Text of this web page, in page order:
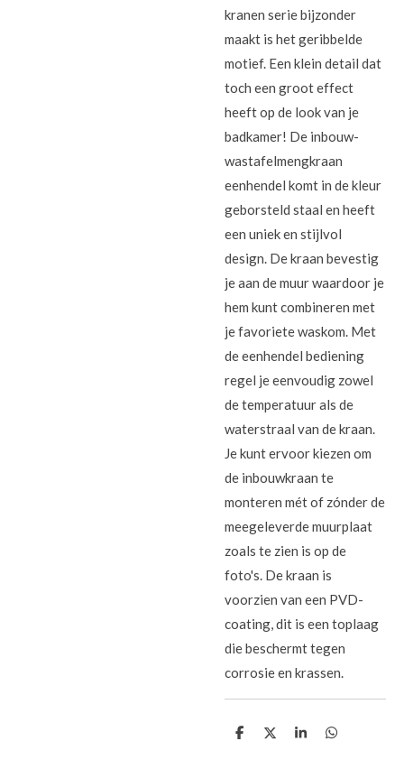
kranen serie bijzonder
maakt is het geribbelde
motief. Een klein detail dat
toch een groot effect
heeft op de look van je
badkamer! De inbouw-
wastafelmengkraan
eenhendel komt in de kleur
geborsteld staal en heeft
een uniek en stijlvol
design. De kraan bevestig
je aan de muur waardoor je
hem kunt combineren met
je favoriete waskom. Met
de eenhendel bediening
regel je eenvoudig zowel
de temperatuur als de
waterstraal van de kraan.
Je kunt ervoor kiezen om
de inbouwkraan te
monteren mét of zónder de
meegeleverde muurplaat
zoals te zien is op de
foto's. De kraan is
voorzien van een PVD-
coating, dit is een toplaag
die beschermt tegen
corrosie en krassen.
D
D
S
D